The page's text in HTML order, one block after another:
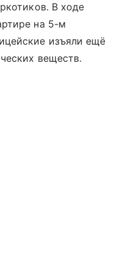
В ходе
на 5-м
изъяли ещё
веществ.